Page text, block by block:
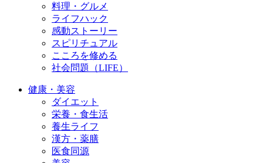
料理・グルメ
ライフハック
感動ストーリー
スピリチュアル
こころを修める
社会問題（LIFE）
健康・美容
ダイエット
栄養・食生活
養生ライフ
漢方・薬膳
医食同源